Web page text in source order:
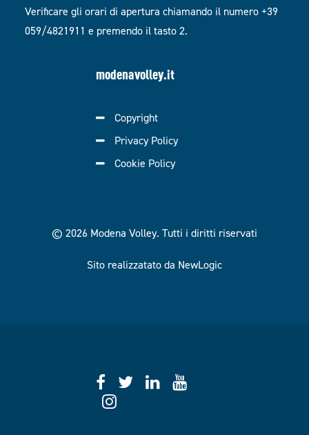
Verificare gli orari di apertura chiamando il numero +39
059/4821911 e premendo il tasto 2.
modenavolley.it
Copyright
Privacy Policy
Cookie Policy
© 2026 Modena Volley. Tutti i diritti riservati
Sito realizzatato da NewLogic